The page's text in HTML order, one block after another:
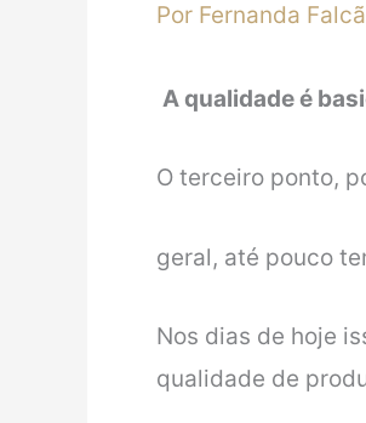
Por Fernanda
A qualidade é
O terceiro ponto,
geral, até pouco
Nos dias de hoje
qualidade de